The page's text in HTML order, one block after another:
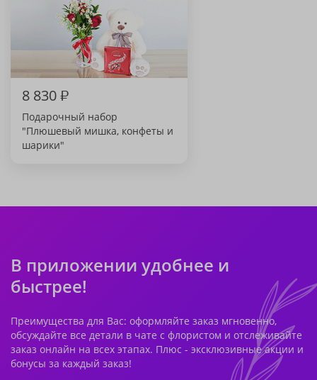
8 830₽
Подарочный набор
"Плюшевый мишка, конфеты и
шарики"
В приложении удобнее и
быстрее!
Преимущества для Вас: оформляйте заказ мгновенно,
обсуждайте все детали в чате с флористом и отслеживайте
заказ онлайн на всех этапах. Плюс - эксклюзивные акции и
бонусы за каждый заказ!